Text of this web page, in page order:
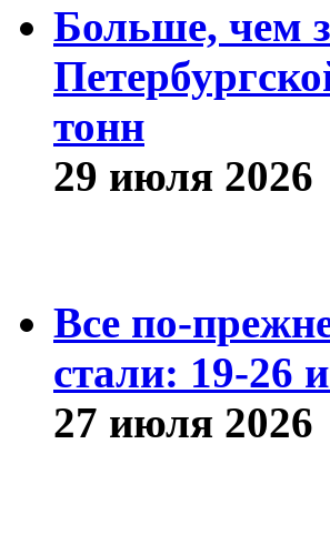
Больше, чем
тонн
29 июля 2026
Все по-
стали: 19-26
27 июля 2026